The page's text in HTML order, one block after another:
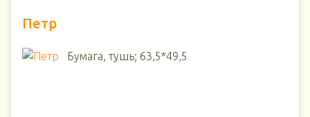
Петр
Бумага, тушь; 63,5*49,5